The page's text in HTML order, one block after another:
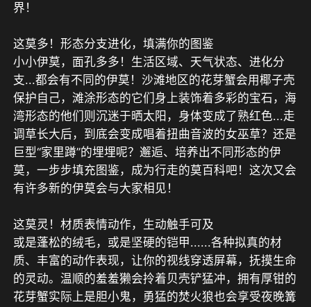
界！
这莫多！形态分支进化，填满你的图鉴
小小伊莫，面孔多多！生活区域、天气状态、进化分
支...都会有不同的伊莫！沙滩地区的花芽蟹会用椰子壳
保护自己，滩涂形态的它们身上装饰着多彩的宝石，海
湾形态的他们则沉迷于晒太阳，身体变成了熟红色...走
调草长大后，到底会变成唱着扭曲音波的女巫草？还是
巨型“家里蹲”的埋埋呢？邂逅、培养出不同形态的伊
莫，一步步填充图鉴，成为行走的莫百科吧！这次又会
有许多新的伊莫会与大家相见！
这莫灵！材质表情动作，生动触手可及
或是蓬松的绒毛，或是坚硬的铠甲......各种拟真的材
质、丰富的动作表现，让你的视线穿透屏幕，抚摸生命
的灵动。温顺的羞羞獭会拎着贝壳铲猛冲，拥有厚钳的
花芽蟹实际上是胆小鬼，勇猛的焚火狼也会享受夜晚篝